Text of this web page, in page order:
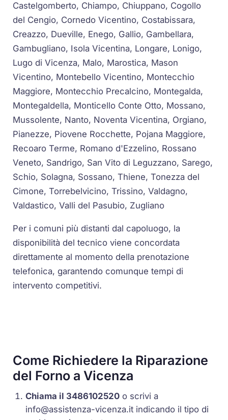
Castelgomberto, Chiampo, Chiuppano, Cogollo
del Cengio, Cornedo Vicentino, Costabissara,
Creazzo, Dueville, Enego, Gallio, Gambellara,
Gambugliano, Isola Vicentina, Longare, Lonigo,
Lugo di Vicenza, Malo, Marostica, Mason
Vicentino, Montebello Vicentino, Montecchio
Maggiore, Montecchio Precalcino, Montegalda,
Montegaldella, Monticello Conte Otto, Mossano,
Mussolente, Nanto, Noventa Vicentina, Orgiano,
Pianezze, Piovene Rocchette, Pojana Maggiore,
Recoaro Terme, Romano d'Ezzelino, Rossano
Veneto, Sandrigo, San Vito di Leguzzano, Sarego,
Schio, Solagna, Sossano, Thiene, Tonezza del
Cimone, Torrebelvicino, Trissino, Valdagno,
Valdastico, Valli del Pasubio, Zugliano
Per i comuni più distanti dal capoluogo, la
disponibilità del tecnico viene concordata
direttamente al momento della prenotazione
telefonica, garantendo comunque tempi di
intervento competitivi.
Come Richiedere la Riparazione
del Forno a Vicenza
Chiama il 3486102520 o scrivi a
info@assistenza-vicenza.it indicando il tipo di